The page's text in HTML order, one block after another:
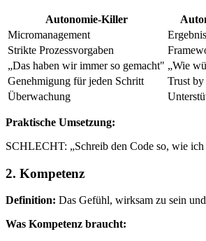
Autonomie-Killer
Micromanagement
Strikte Prozessvorgaben
„Das haben wir immer so gemacht" „Wie
Genehmigung für jeden Schritt
Trust
Überwachung
Praktische Umsetzung:
SCHLECHT: „Schreib den Code so, wie
2. Kompetenz
Definition: Das Gefühl, wirksam zu sein
Was Kompetenz braucht: